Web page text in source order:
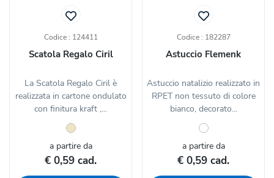
Codice : 124411
Scatola Regalo Ciril
La Scatola Regalo Ciril è
realizzata in cartone ondulato
con finitura kraft ,...
a partire da
€ 0,59 cad.
Codice : 182287
Astuccio Flemenk
Astuccio natalizio realizzato in
RPET non tessuto di colore
bianco, decorato...
a partire da
€ 0,59 cad.